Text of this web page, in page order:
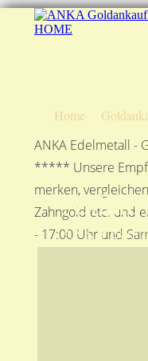
Home
ANKA Edelmetall -
***** Unsere
merken,
Zahngold etc. und
- 17:00 Uhr und
ANKA